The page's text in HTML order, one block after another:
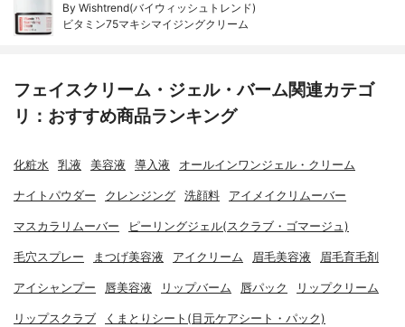
By Wishtrend(バイウィッシュトレンド)
ビタミン75マキシマイジングクリーム
フェイスクリーム・ジェル・バーム関連カテゴ
リ：おすすめ商品ランキング
化粧水 乳液 美容液 導入液 オールインワンジェル・クリーム
ナイトパウダー クレンジング 洗顔料 アイメイクリムーバー
マスカラリムーバー ピーリングジェル(スクラブ・ゴマージュ)
毛穴スプレー まつげ美容液 アイクリーム 眉毛美容液 眉毛育毛剤
アイシャンプー 唇美容液 リップバーム 唇パック リップクリーム
リップスクラブ くまとりシート(目元ケアシート・パック)